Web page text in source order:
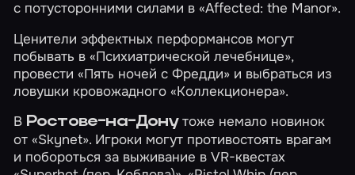
с потусторонними силами в«Affected: the Manor».
Ценители эффектных перформансов могут
побывать в«Психиатрической лечебнице»,
провести«Пять ночей с Фредди» и выбраться из
ловушки кровожадного«Коллекционера».
В Ростове-на-Донутоже немало новинок
от «Skynet». Игроки могут противостоять врагам
и побороться за выживание в VR-квестах